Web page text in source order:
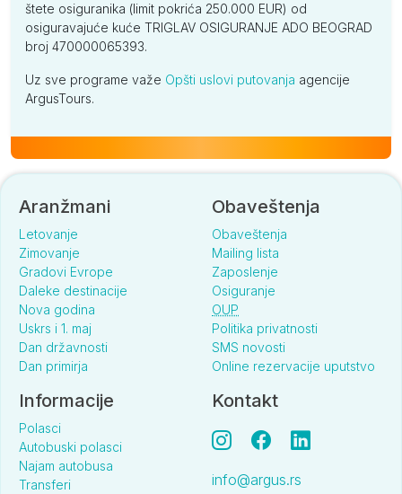
štete osiguranika (limit pokrića 250.000 EUR) od
osiguravajuće kuće TRIGLAV OSIGURANJE ADO BEOGRAD
broj 470000065393.
Uz sve programe važe Opšti uslovi putovanja agencije
ArgusTours.
Aranžmani
Letovanje
Zimovanje
Gradovi Evrope
Daleke destinacije
Nova godina
Uskrs i 1. maj
Dan državnosti
Dan primirja
Obaveštenja
Obaveštenja
Mailing lista
Zaposlenje
Osiguranje
OUP
Politika privatnosti
SMS novosti
Online rezervacije uputstvo
Informacije
Polasci
Autobuski polasci
Najam autobusa
Transferi
Kontakt
info@argus.rs